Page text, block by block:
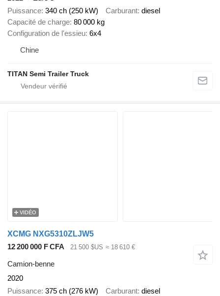
Puissance 340 ch (250 kW) Carburant diesel
Capacité de charge 80 000 kg
Configuration de l'essieu 6x4
Chine
TITAN Semi Trailer Truck
VIDÉO
XCMG NXG5310ZLJW5
12 200 000 F CFA
21 500 $US ≈ 18 610 €
Camion-benne
2020
Puissance 375 ch (276 kW) Carburant diesel